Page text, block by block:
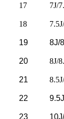
17 7J/
18
19 8J/
20 8J/
21
22
23